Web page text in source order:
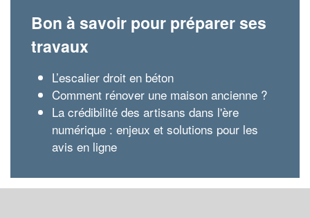
Bon à savoir pour préparer ses
travaux
L’escalier droit en béton
Comment rénover une maison ancienne ?
La crédibilité des artisans dans l'ère
numérique : enjeux et solutions pour les
avis en ligne